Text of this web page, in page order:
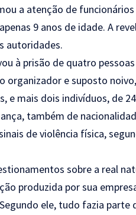
a atenção de funcionários
9 anos de idade. A
autoridades.
à prisão de quatro pessoas
organizador e suposto noivo,
e mais dois indivíduos, de
também de
de violência física,
sobre a real
produzida por sua
ele, tudo fazia parte